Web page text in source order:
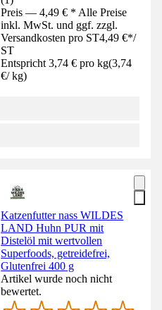
Preis — 4,49 € * Alle Preise
inkl. MwSt. und ggf. zzgl.
Versandkosten pro ST4,49 €*/
ST
Entspricht 3,74 € pro kg(3,74
€/ kg)
Katzenfutter nass WILDES
LAND Huhn PUR mit
Distelöl mit wertvollen
Superfoods, getreidefrei,
Glutenfrei 400 g
Artikel wurde noch nicht
bewertet.